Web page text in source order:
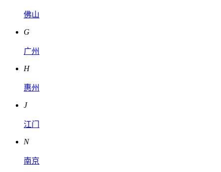
佛山
G
广州
H
惠州
J
江门
N
南京